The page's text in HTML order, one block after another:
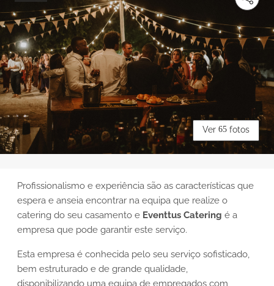
Ver 65 fotos
Profissionalismo e experiência são as características que
espera e anseia encontrar na equipa que realize o
catering do seu casamento e Eventtus Catering é a
empresa que pode garantir este serviço.
Esta empresa é conhecida pelo seu serviço sofisticado,
bem estruturado e de grande qualidade,
disponibilizando uma equipa de empregados com